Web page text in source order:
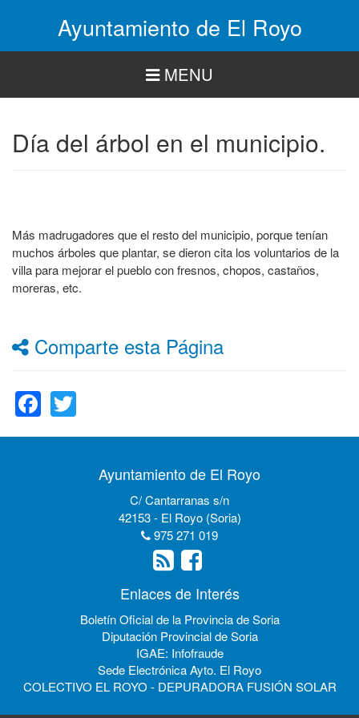
Ayuntamiento de El Royo
MENU
Día del árbol en el municipio.
Más madrugadores que el resto del municipio, porque tenían
muchos árboles que plantar, se dieron cita los voluntarios de la
villa para mejorar el pueblo con fresnos, chopos, castaños,
moreras, etc.
Comparte esta Página
Facebook
Ayuntamiento de El Royo
C/ Cantarranas s/n
42153 - El Royo (Soria)
975 271 019
Enlaces de Interés
Boletín Oficial de la Provincia de Soria
Diputación Provincial de Soria
IGAE: Infofraude
Sede Electrónica Ayto. El Royo
COLECTIVO EL ROYO - DEPURADORA FUSIÓN SOLAR